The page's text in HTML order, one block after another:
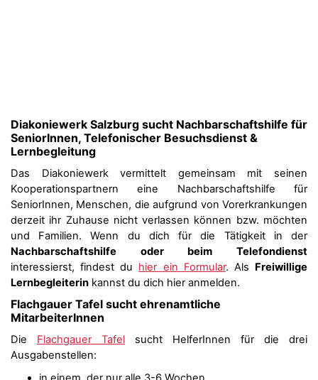
Diakoniewerk Salzburg sucht Nachbarschaftshilfe für
SeniorInnen, Telefonischer Besuchsdienst &
Lernbegleitung
Das Diakoniewerk vermittelt gemeinsam mit seinen
Kooperationspartnern eine Nachbarschaftshilfe für
SeniorInnen, Menschen, die aufgrund von Vorerkrankungen
derzeit ihr Zuhause nicht verlassen können bzw. möchten
und Familien. Wenn du dich für die Tätigkeit in der
Nachbarschaftshilfe oder beim Telefondienst
interessierst, findest du hier ein Formular. Als Freiwillige
Lernbegleiterin kannst du dich hier anmelden.
Flachgauer Tafel sucht ehrenamtliche
MitarbeiterInnen
Die Flachgauer Tafel sucht HelferInnen für die drei
Ausgabenstellen: